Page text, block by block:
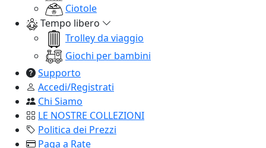
Ciotole
Tempo libero
Trolley da viaggio
Giochi per bambini
Supporto
Accedi/Registrati
Chi Siamo
LE NOSTRE COLLEZIONI
Politica dei Prezzi
Paga a Rate